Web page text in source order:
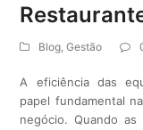
Blog,Gestão
A eficiência das
papel fundamental
negócio. Quando